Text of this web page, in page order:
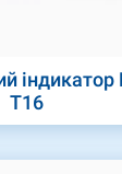
індикатор
T16